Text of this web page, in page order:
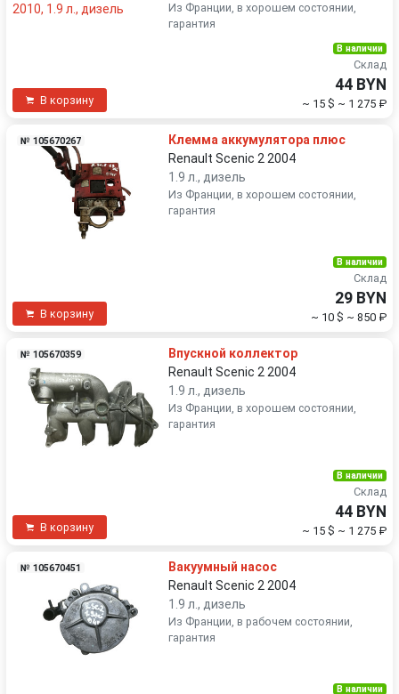
Из Франции, в хорошем состоянии,
гарантия
В корзину
В наличии
Склад
44 BYN
~ 15 $ ~ 1 275 ₽
№ 105670267
Клемма аккумулятора плюс
Renault Scenic 2 2004
1.9 л., дизель
Из Франции, в хорошем состоянии,
гарантия
В корзину
В наличии
Склад
29 BYN
~ 10 $ ~ 850 ₽
№ 105670359
Впускной коллектор
Renault Scenic 2 2004
1.9 л., дизель
Из Франции, в хорошем состоянии,
гарантия
В корзину
В наличии
Склад
44 BYN
~ 15 $ ~ 1 275 ₽
№ 105670451
Вакуумный насос
Renault Scenic 2 2004
1.9 л., дизель
Из Франции, в рабочем состоянии,
гарантия
В наличии